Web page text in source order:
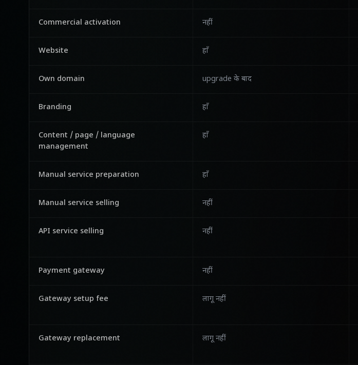
Commercial activation नहीं
Website हाँ
Own domain upgrade के बाद
Branding हाँ
Content / page / language
management
हाँ
Manual service preparation हाँ
Manual service selling नहीं
API service selling नहीं
Payment gateway नहीं
Gateway setup fee लागू नहीं
Gateway replacement लागू नहीं